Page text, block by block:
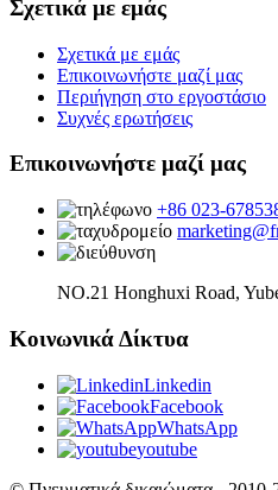
Σχετικά με εμάς
Σχετικά με εμάς
Επικοινωνήστε μαζί μας
Περιήγηση στο εργοστάσιο
Συχνές ερωτήσεις
Επικοινωνήστε μαζί μας
+86 023-
NO.21 Honghuxi Road,
Κοινωνικά Δίκτυα
Linkedin
Facebook
WhatsApp
youtube